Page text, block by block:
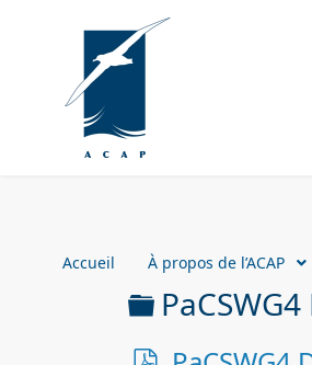
Accueil À propos de l’ACAP
Dossier